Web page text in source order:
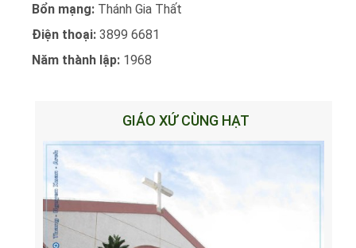
Bổn mạng: Thánh Gia Thất
Điện thoại: 3899 6681
Năm thành lập: 1968
GIÁO XỨ CÙNG HẠT